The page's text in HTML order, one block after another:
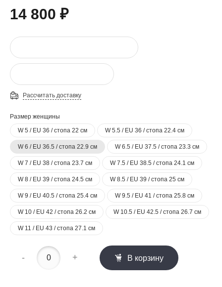
14 800 ₽
Рассчитать доставку
Размер женщины
W 5 / EU 36 / стопа 22 см
W 5.5 / EU 36 / стопа 22.4 см
W 6 / EU 36.5 / стопа 22.9 см W 6.5 / EU 37.5 / стопа 23.3 см
W 7 / EU 38 / стопа 23.7 см W 7.5 / EU 38.5 / стопа 24.1 см
W 8 / EU 39 / стопа 24.5 см W 8.5 / EU 39 / стопа 25 см
W 9 / EU 40.5 / стопа 25.4 см W 9.5 / EU 41 / стопа 25.8 см
W 10 / EU 42 / стопа 26.2 см W 10.5 / EU 42.5 / стопа 26.7 см
W 11 / EU 43 / стопа 27.1 см
- + В корзину